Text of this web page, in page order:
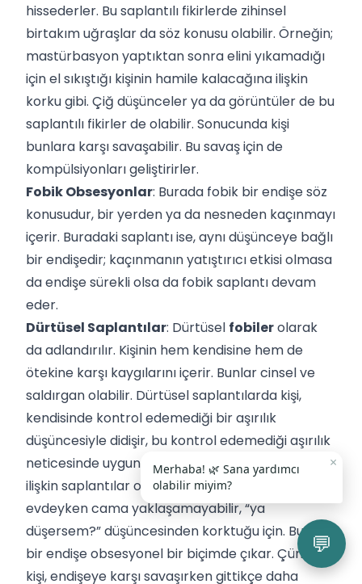
hissederler. Bu saplantılı fikirlerde zihinsel
birtakım uğraşlar da söz konusu olabilir. Örneğin;
mastürbasyon yaptıktan sonra elini yıkamadığı
için el sıkıştığı kişinin hamile kalacağına ilişkin
korku gibi. Çiğ düşünceler ya da görüntüler de bu
saplantılı fikirler de olabilir. Sonucunda kişi
bunlara karşı savaşabilir. Bu savaş için de
kompülsiyonları geliştirirler.
Fobik Obsesyonlar: Burada fobik bir endişe söz
konusudur, bir yerden ya da nesneden kaçınmayı
içerir. Buradaki saplantı ise, aynı düşünceye bağlı
bir endişedir; kaçınmanın yatıştırıcı etkisi olmasa
da endişe sürekli olsa da fobik saplantı devam
eder.
Dürtüsel Saplantılar: Dürtüsel fobilerolarak
da adlandırılır. Kişinin hem kendisine hem de
ötekine karşı kaygılarını içerir. Bunlar cinsel ve
saldırgan olabilir. Dürtüsel saplantılarda kişi,
kendisinde kontrol edemediği bir aşırılık
düşüncesiyle didişir, bu kontrol edemediği aşırılık
neticesinde uygunsuz bir eylemde bulunmaya
ilişkin saplantılar ortaya çıkar. Mesela kişi,
evdeyken cama yaklaşamayabilir, “ya
düşersem?” düşüncesinden korktuğu için. Bu tarz
bir endişe obsesyonel bir biçimde çıkar. Çünkü
kişi, endişeye karşı savaşırken gittikçe daha
💬
×
Merhaba! 🌿 Sana yardımcı
olabilir miyim?